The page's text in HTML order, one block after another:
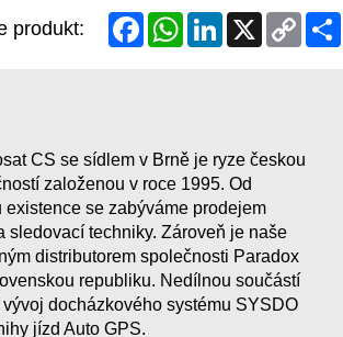
produkt: FacebookWhatsAppLinkedInX
Copy
Link
CS se sídlem v Brně je ryze českou
založenou v roce 1995. Od
existence se zabýváme prodejem
sledovací techniky. Zároveň je naše
distributorem společnosti Paradox
republiku. Nedílnou součástí
docházkového systému SYSDO
jízd Auto GPS.